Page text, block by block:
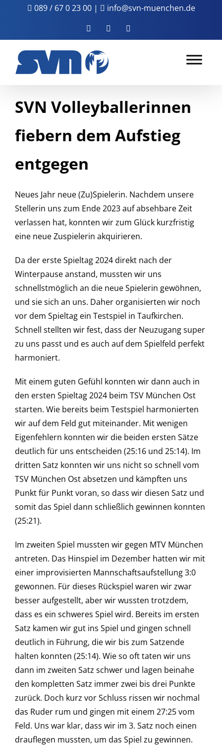
089 / 67 0 23 00| info@svn-muenchen.de
FacebookInstagram
SVN Volleyballerinnen
fiebern dem Aufstieg
entgegen
Neues Jahr neue (Zu)Spielerin. Nachdem unsere
Stellerin uns zum Ende 2023 auf absehbare Zeit
verlassen hat, konnten wir zum Glück kurzfristig
eine neue Zuspielerin akquirieren.
Da der erste Spieltag 2024 direkt nach der
Winterpause anstand, mussten wir uns
schnellstmöglich an die neue Spielerin gewöhnen,
und sie sich an uns. Daher organisierten wir noch
vor dem Spieltag ein Testspiel in Taufkirchen.
Schnell stellten wir fest, dass der Neuzugang super
zu uns passt und es auch auf dem Spielfeld perfekt
harmoniert.
Mit einem guten Gefühl konnten wir dann auch in
den ersten Spieltag 2024 beim TSV München Ost
starten. Wie bereits beim Testspiel harmonierten
wir auf dem Feld gut miteinander. Mit wenigen
Eigenfehlern konnten wir die beiden ersten Sätze
deutlich für uns entscheiden (25:16 und 25:14). Im
dritten Satz konnten wir uns nicht so schnell vom
TSV München Ost absetzen und kämpften uns
Punkt für Punkt voran, so dass wir diesen Satz und
somit das Spiel dann schließlich gewinnen konnten
(25:21).
Im zweiten Spiel mussten wir gegen MTV München
antreten. Das Hinspiel im Dezember hatten wir mit
einer improvisierten Mannschaftsaufstellung 3:0
gewonnen. Für dieses Rückspiel waren wir zwar
besser aufgestellt, aber wir wussten trotzdem,
dass es ein schweres Spiel wird. Bereits im ersten
Satz kamen wir gut ins Spiel und gingen schnell
deutlich in Führung, die wir bis zum Satzende
halten konnten (25:14). Wie so oft taten wir uns
dann im zweiten Satz schwer und lagen beinahe
den kompletten Satz immer zwei bis drei Punkte
zurück. Doch kurz vor Schluss rissen wir nochmal
das Ruder rum und gingen mit einem 27:25 vom
Feld. Uns war klar, dass wir im 3. Satz noch einen
drauflegen mussten, um das Spiel zu gewinnen.